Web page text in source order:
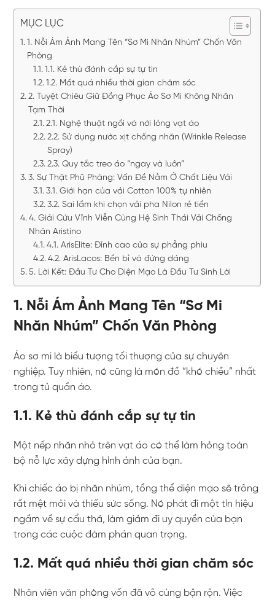
MỤC LỤC
1. Nỗi Ám Ảnh Mang Tên “Sơ Mi Nhăn Nhúm” Chốn Văn
Phòng
1.1. Kẻ thù đánh cắp sự tự tin
1.2. Mất quá nhiều thời gian chăm sóc
2. Tuyệt Chiêu Giữ Đồng Phục Áo Sơ Mi Không Nhăn
Tạm Thời
2.1. Nghệ thuật ngồi và nới lỏng vạt áo
2.2. Sử dụng nước xịt chống nhăn (Wrinkle Release
Spray)
2.3. Quy tắc treo áo “ngay và luôn”
3. Sự Thật Phũ Phàng: Vấn Đề Nằm Ở Chất Liệu Vải
3.1. Giới hạn của vải Cotton 100% tự nhiên
3.2. Sai lầm khi chọn vải pha Nilon rẻ tiền
4. Giải Cứu Vĩnh Viễn Cùng Hệ Sinh Thái Vải Chống
Nhăn Aristino
4.1. ArisElite: Đỉnh cao của sự phẳng phiu
4.2. ArisLacos: Bền bỉ và đứng dáng
5. Lời Kết: Đầu Tư Cho Diện Mạo Là Đầu Tư Sinh Lời
1. Nỗi Ám Ảnh Mang Tên “Sơ Mi
Nhăn Nhúm” Chốn Văn Phòng
Áo sơ mi là biểu tượng tối thượng của sự chuyên
nghiệp. Tuy nhiên, nó cũng là món đồ “khó chiều” nhất
trong tủ quần áo.
1.1. Kẻ thù đánh cắp sự tự tin
Một nếp nhăn nhỏ trên vạt áo có thể làm hỏng toàn
bộ nỗ lực xây dựng hình ảnh của bạn.
Khi chiếc áo bị nhăn nhúm, tổng thể diện mạo sẽ trông
rất mệt mỏi và thiếu sức sống. Nó phát đi một tín hiệu
ngầm về sự cẩu thả, làm giảm đi uy quyền của bạn
trong các cuộc đàm phán quan trọng.
1.2. Mất quá nhiều thời gian chăm sóc
Nhân viên văn phòng vốn đã vô cùng bận rộn. Việc